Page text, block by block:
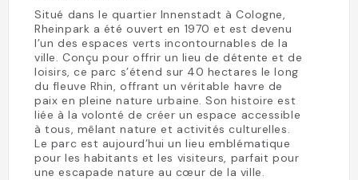
Situé dans le quartier Innenstadt à Cologne,
Rheinpark a été ouvert en 1970 et est devenu
l’un des espaces verts incontournables de la
ville. Conçu pour offrir un lieu de détente et de
loisirs, ce parc s’étend sur 40 hectares le long
du fleuve Rhin, offrant un véritable havre de
paix en pleine nature urbaine. Son histoire est
liée à la volonté de créer un espace accessible
à tous, mêlant nature et activités culturelles.
Le parc est aujourd’hui un lieu emblématique
pour les habitants et les visiteurs, parfait pour
une escapade nature au cœur de la ville.